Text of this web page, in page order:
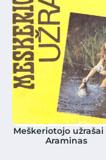
Meškeriotojo užrašai
Araminas